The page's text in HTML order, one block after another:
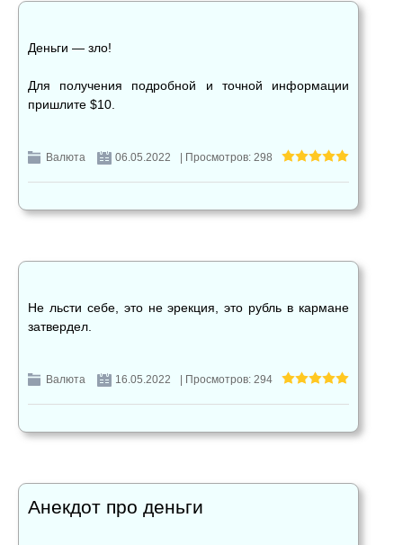
Деньги — зло!
Для получения подробной и точной информации
пришлите $10.
Валюта 06.05.2022 | Просмотров: 298
Не льсти себе, это не эрекция, это рубль в кармане
затвердел.
Валюта 16.05.2022 | Просмотров: 294
Анекдот про деньги